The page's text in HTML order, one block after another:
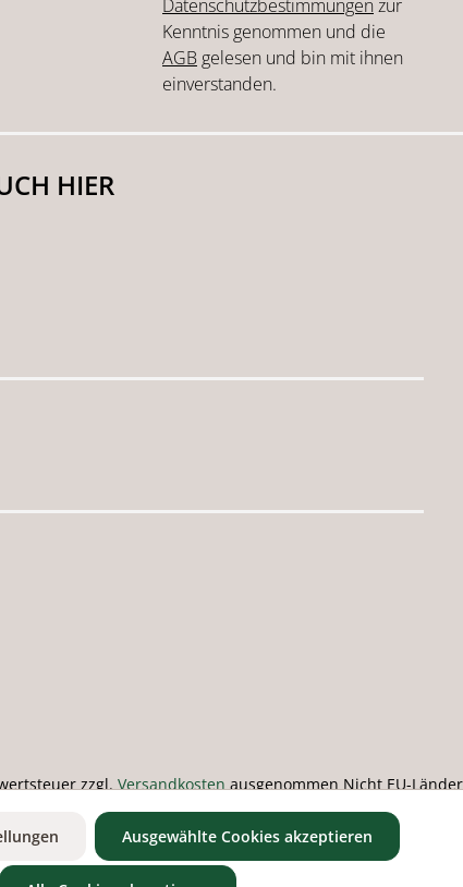
Datenschutzbestimmungenzur
Kenntnis genommen und die
AGB gelesen und bin mit ihnen
einverstanden.
HIER
zzgl. Versandkosten ausgenommen Nicht EU-Länder
Ausgewählte Cookies akzeptieren